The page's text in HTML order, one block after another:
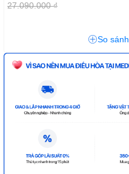
27.090.000 ₫
So sánh